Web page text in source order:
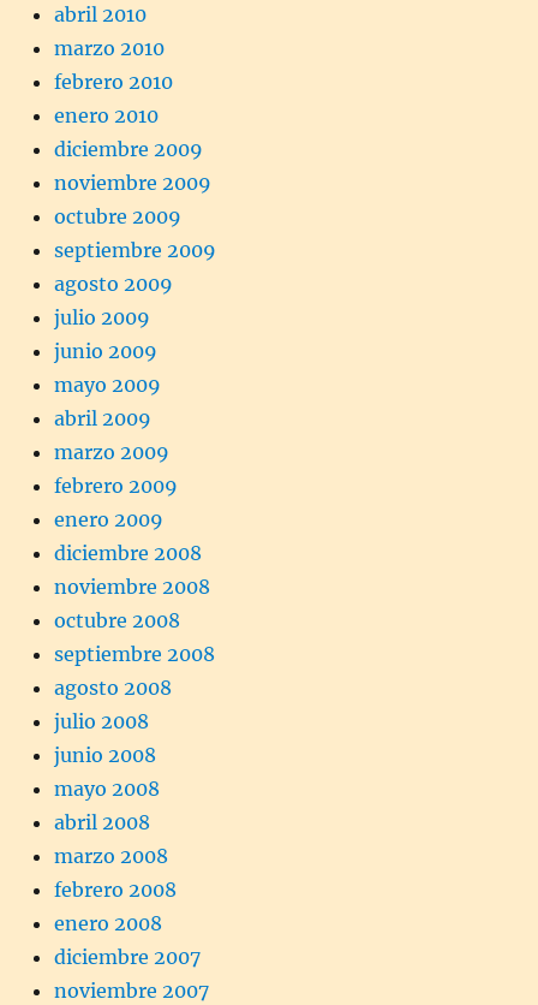
abril 2010
marzo 2010
febrero 2010
enero 2010
diciembre 2009
noviembre 2009
octubre 2009
septiembre 2009
agosto 2009
julio 2009
junio 2009
mayo 2009
abril 2009
marzo 2009
febrero 2009
enero 2009
diciembre 2008
noviembre 2008
octubre 2008
septiembre 2008
agosto 2008
julio 2008
junio 2008
mayo 2008
abril 2008
marzo 2008
febrero 2008
enero 2008
diciembre 2007
noviembre 2007